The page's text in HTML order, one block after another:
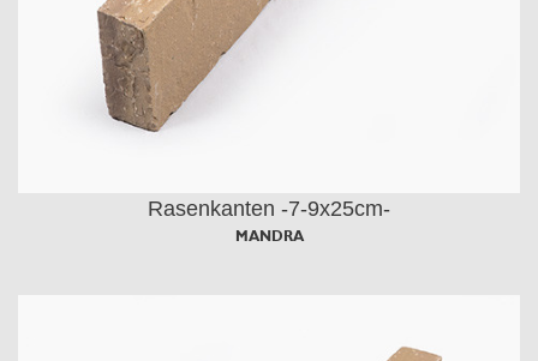
Rasenkanten -7-9x25cm-
MANDRA